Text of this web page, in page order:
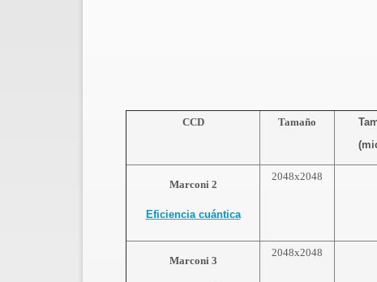
CCD Tamaño
Marconi 2
Eficiencia cuántica
2048x2048
Marconi 3
2048x2048